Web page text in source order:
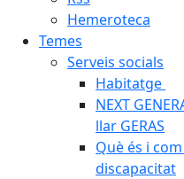
Hemeroteca
Temes
Serveis socials
Habitatge
NEXT
llar GERAS
Què és i
discapacitat